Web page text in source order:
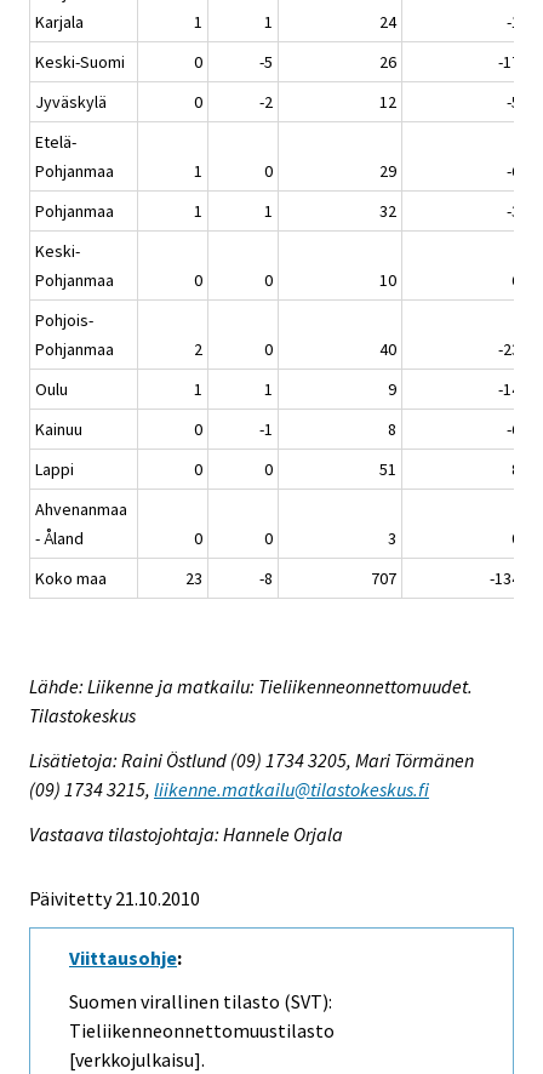
Karjala
1 1 24
-1
Keski-Suomi
0 -5 26
-17
Jyväskylä
0 -2 12
-5
Etelä-
Pohjanmaa
1 0 29
-6
Pohjanmaa
1 1 32
-3
Keski-
Pohjanmaa
0 0 10
6
Pohjois-
Pohjanmaa
2 0 40
-23
Oulu
1 1 9
-14
Kainuu
0 -1 8
-6
Lappi
0 0 51
8
Ahvenanmaa
- Åland
0 0 3
0
Koko maa
23 -8 707 -134
Lähde: Liikenne ja matkailu: Tieliikenneonnettomuudet.
Tilastokeskus
Lisätietoja: Raini Östlund (09) 1734 3205, Mari Törmänen
(09) 1734 3215, liikenne.matkailu@tilastokeskus.fi
Vastaava tilastojohtaja: Hannele Orjala
Päivitetty 21.10.2010
Viittausohje:
Suomen virallinen tilasto (SVT):
Tieliikenneonnettomuustilasto
[verkkojulkaisu].